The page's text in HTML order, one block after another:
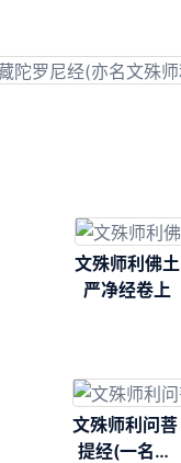
文殊师利佛土
严净经卷上
文殊师利问菩
提经(一名伽